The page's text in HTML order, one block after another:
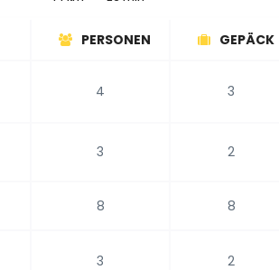
PERSONEN GEPÄCK
4 3
3 2
8 8
3 2